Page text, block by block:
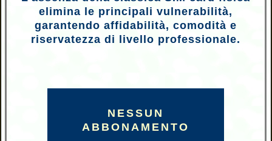
elimina le principali vulnerabilità,
garantendo affidabilità, comodità e
riservatezza di livello professionale.
NESSUN
ABBONAMENTO